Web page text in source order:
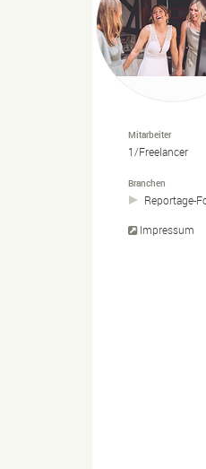
Mitarbeiter
1/Freelancer
Branchen
Reportage-
Impressum